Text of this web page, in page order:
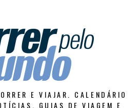
E VIAJAR. CALENDÁRIO
GUIAS DE VIAGEM E